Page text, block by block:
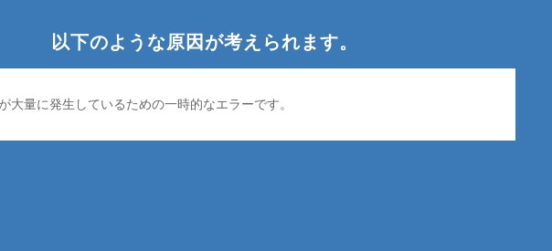
以下のような原因が考えられます。
大量に発生しているための一時的なエラーです。